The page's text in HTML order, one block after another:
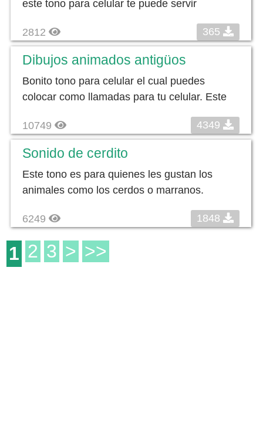
este tono para celular te puede servir
2812 365
Dibujos animados antigüos
Bonito tono para celular el cual puedes
colocar como llamadas para tu celular. Este
10749 4349
Sonido de cerdito
Este tono es para quienes les gustan los
animales como los cerdos o marranos.
6249 1848
1 2 3 > >>